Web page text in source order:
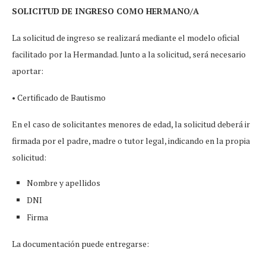
SOLICITUD DE INGRESO COMO HERMANO/A
La solicitud de ingreso se realizará mediante el modelo oficial
facilitado por la Hermandad. Junto a la solicitud, será necesario
aportar:
• Certificado de Bautismo
En el caso de solicitantes menores de edad, la solicitud deberá ir
firmada por el padre, madre o tutor legal, indicando en la propia
solicitud:
Nombre y apellidos
DNI
Firma
La documentación puede entregarse: